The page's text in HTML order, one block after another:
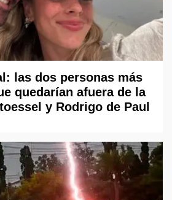
las dos personas más
quedarían afuera de la
y Rodrigo de Paul